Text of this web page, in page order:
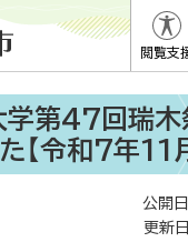
閲覧支
学第47回瑞木
【令和7年11
公開
更新